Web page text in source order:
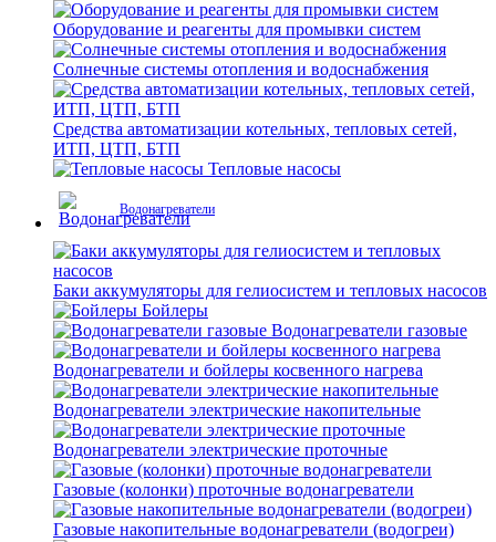
Оборудование и реагенты для промывки систем
Солнечные системы отопления и водоснабжения
Средства автоматизации котельных, тепловых сетей,
ИТП, ЦТП, БТП
Тепловые насосы
Водонагреватели
Баки аккумуляторы для гелиосистем и тепловых насосов
Бойлеры
Водонагреватели газовые
Водонагреватели и бойлеры косвенного нагрева
Водонагреватели электрические накопительные
Водонагреватели электрические проточные
Газовые (колонки) проточные водонагреватели
Газовые накопительные водонагреватели (водогреи)